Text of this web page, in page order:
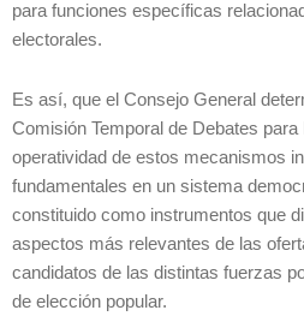
para funciones específicas
electorales.
Es así, que el Consejo General
Comisión Temporal de Debates
operatividad de estos mecanismos
fundamentales en un sistema
constituido como instrumentos que
aspectos más relevantes de las
candidatos de las distintas fuerzas
de elección popular.